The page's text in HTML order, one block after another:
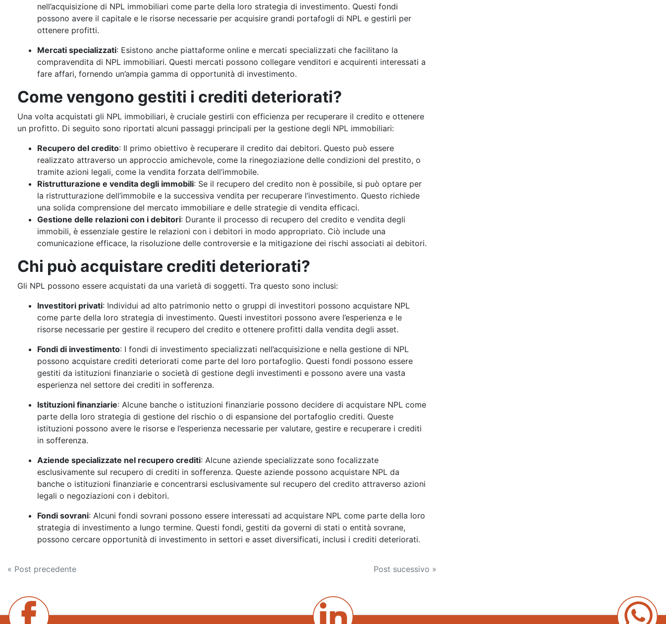
nell’acquisizione di NPL immobiliari come parte della loro strategia di investimento. Questi fondi
possono avere il capitale e le risorse necessarie per acquisire grandi portafogli di NPL e gestirli per
ottenere profitti.
Mercati specializzati: Esistono anche piattaforme online e mercati specializzati che facilitano la
compravendita di NPL immobiliari. Questi mercati possono collegare venditori e acquirenti interessati a
fare affari, fornendo un’ampia gamma di opportunità di investimento.
Come vengono gestiti i crediti deteriorati?
Una volta acquistati gli NPL immobiliari, è cruciale gestirli con efficienza per recuperare il credito e ottenere
un profitto. Di seguito sono riportati alcuni passaggi principali per la gestione degli NPL immobiliari:
Recupero del credito: Il primo obiettivo è recuperare il credito dai debitori. Questo può essere
realizzato attraverso un approccio amichevole, come la rinegoziazione delle condizioni del prestito, o
tramite azioni legali, come la vendita forzata dell’immobile.
Ristrutturazione e vendita degli immobili: Se il recupero del credito non è possibile, si può optare per
la ristrutturazione dell’immobile e la successiva vendita per recuperare l’investimento. Questo richiede
una solida comprensione del mercato immobiliare e delle strategie di vendita efficaci.
Gestione delle relazioni con i debitori: Durante il processo di recupero del credito e vendita degli
immobili, è essenziale gestire le relazioni con i debitori in modo appropriato. Ciò include una
comunicazione efficace, la risoluzione delle controversie e la mitigazione dei rischi associati ai debitori.
Chi può acquistare crediti deteriorati?
Gli NPL possono essere acquistati da una varietà di soggetti. Tra questo sono inclusi:
Investitori privati: Individui ad alto patrimonio netto o gruppi di investitori possono acquistare NPL
come parte della loro strategia di investimento. Questi investitori possono avere l’esperienza e le
risorse necessarie per gestire il recupero del credito e ottenere profitti dalla vendita degli asset.
Fondi di investimento: I fondi di investimento specializzati nell’acquisizione e nella gestione di NPL
possono acquistare crediti deteriorati come parte del loro portafoglio. Questi fondi possono essere
gestiti da istituzioni finanziarie o società di gestione degli investimenti e possono avere una vasta
esperienza nel settore dei crediti in sofferenza.
Istituzioni finanziarie: Alcune banche o istituzioni finanziarie possono decidere di acquistare NPL come
parte della loro strategia di gestione del rischio o di espansione del portafoglio crediti. Queste
istituzioni possono avere le risorse e l’esperienza necessarie per valutare, gestire e recuperare i crediti
in sofferenza.
Aziende specializzate nel recupero crediti: Alcune aziende specializzate sono focalizzate
esclusivamente sul recupero di crediti in sofferenza. Queste aziende possono acquistare NPL da
banche o istituzioni finanziarie e concentrarsi esclusivamente sul recupero del credito attraverso azioni
legali o negoziazioni con i debitori.
Fondi sovrani: Alcuni fondi sovrani possono essere interessati ad acquistare NPL come parte della loro
strategia di investimento a lungo termine. Questi fondi, gestiti da governi di stati o entità sovrane,
possono cercare opportunità di investimento in settori e asset diversificati, inclusi i crediti deteriorati.
Navigazione
« Post precedente Post sucessivo »